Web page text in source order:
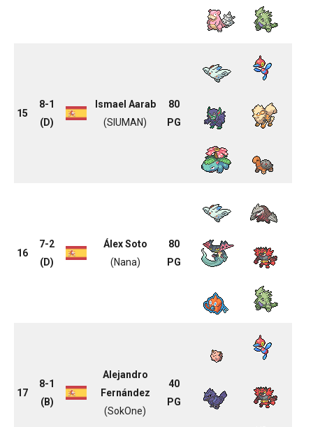
15
8-1
(D)
Ismael Aarab
(SIUMAN)
80
PG
16
7-2
(D)
Álex Soto
(Nana)
80
PG
17
8-1
(B)
Alejandro
Fernández
(SokOne)
40
PG